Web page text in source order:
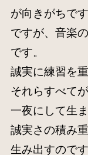
が向きがちです
ですが、音楽
です。
誠実に練習を
それらすべて
一夜にして生
誠実さの積み
生み出すのです